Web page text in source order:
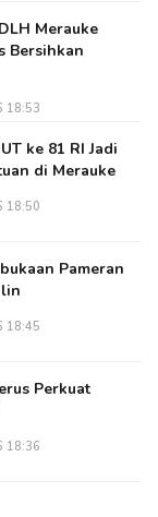
Merauke
Bersihkan
18:53
ke 81 RI Jadi
di Merauke
18:50
Pameran
18:45
Perkuat
18:36